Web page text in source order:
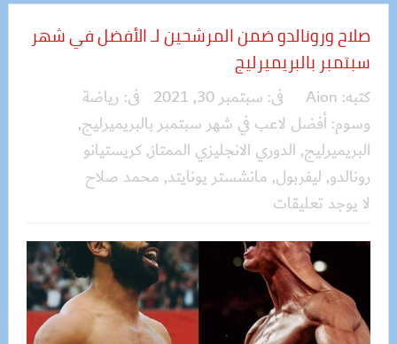
صلاح ورونالدو ضمن المرشحين لـ الأفضل في شهر
سبتمبر بالبريميرليج
كتبه: Aion فى: سبتمبر 30, 2021 فى: رياضة
وسوم:أفضل لاعب في شهر سبتمبر بالبريميرليج,
البريميرليج, الدوري الانجليزي الممتاز,كريستيانو
رونالدو, ليفربول, مانشستر يونايتد, محمد صلاح
لا يوجد تعليقات